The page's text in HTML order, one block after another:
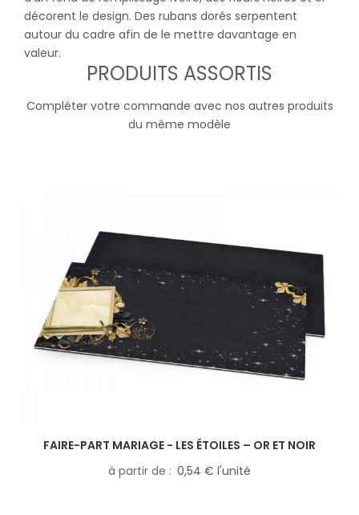
décorent le design. Des rubans dorés serpentent
autour du cadre afin de le mettre davantage en
valeur.
PRODUITS ASSORTIS
Compléter votre commande avec nos autres produits
du même modèle
FAIRE-PART MARIAGE - LES ÉTOILES – OR ET NOIR
à partir de
0,54 € l'unité